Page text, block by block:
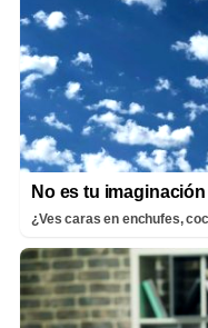
No es tu imaginación
¿Ves caras en enchufes,